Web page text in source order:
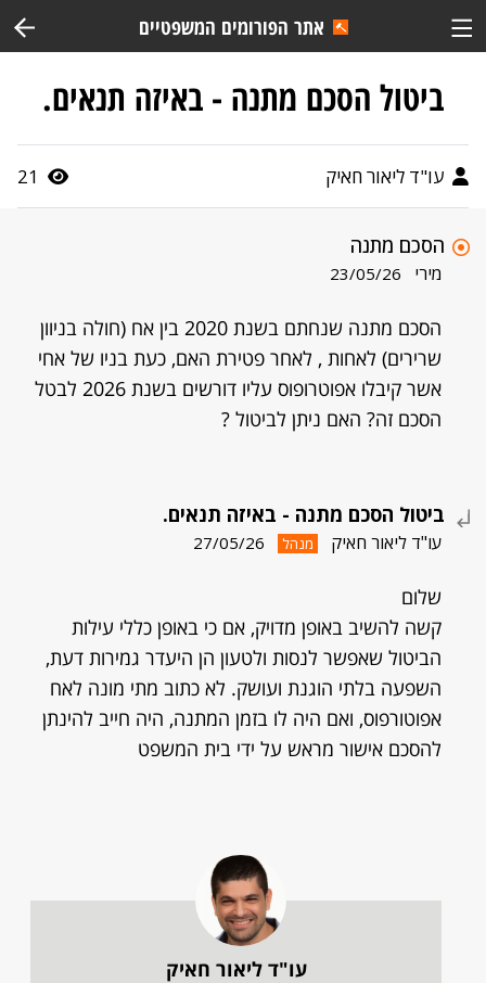
אתר הפורומים המשפטיים
ביטול הסכם מתנה - באיזה תנאים.
עו"ד ליאור חאיק 21
הסכם מתנה
מירי 23/05/26
הסכם מתנה שנחתם בשנת 2020 בין אח (חולה בניוון
שרירים) לאחות , לאחר פטירת האם, כעת בניו של אחי
אשר קיבלו אפוטרופוס עליו דורשים בשנת 2026 לבטל
הסכם זה? האם ניתן לביטול ?
ביטול הסכם מתנה - באיזה תנאים.
עו"ד ליאור חאיק מנהל 27/05/26
שלום
קשה להשיב באופן מדויק, אם כי באופן כללי עילות
הביטול שאפשר לנסות ולטעון הן היעדר גמירות דעת,
השפעה בלתי הוגנת ועושק. לא כתוב מתי מונה לאח
אפוטורפוס, ואם היה לו בזמן המתנה, היה חייב להינתן
להסכם אישור מראש על ידי בית המשפט
עו"ד ליאור חאיק